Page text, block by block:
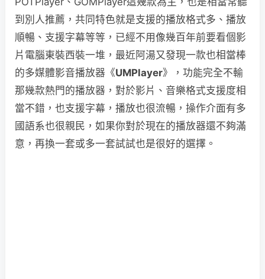
到別人推薦，共同特色就是支援的播放格式多、播放
順暢、支援字幕等等，已經不用像幾百年前要看個影
片電腦東裝西裝一堆，最近阿湯又發現一款也相當棒
的多媒體影音播放器《UMPlayer》，功能完全不輸
那幾款熱門的播放器，對於影片、音樂格式支援度相
當不錯，也支援字幕，播放也很流暢，操作介面有多
國語系也很親民，如果你對於現在的播放器還不夠滿
意，再換一套或多一套試試也是很好的選擇。